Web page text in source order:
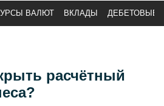
ВАЛЮТ ВКЛАДЫ ДЕБЕТОВЫЕ
расчётный